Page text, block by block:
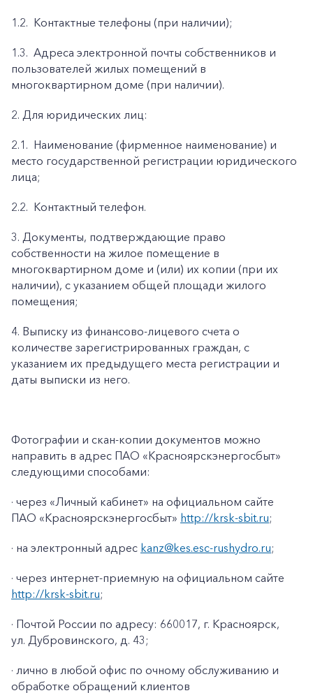
1.2. Контактные телефоны (при наличии);
1.3. Адреса электронной почты собственников и
пользователей жилых помещений в
многоквартирном доме (при наличии).
2. Для юридических лиц:
2.1. Наименование (фирменное наименование) и
место государственной регистрации юридического
лица;
2.2. Контактный телефон.
3. Документы, подтверждающие право
собственности на жилое помещение в
многоквартирном доме и (или) их копии (при их
наличии), с указанием общей площади жилого
помещения;
4. Выписку из финансово-лицевого счета о
количестве зарегистрированных граждан, с
указанием их предыдущего места регистрации и
даты выписки из него.
Фотографии и скан-копии документов можно
направить в адрес ПАО «Красноярскэнергосбыт»
следующими способами:
· через «Личный кабинет» на официальном сайте
ПАО «Красноярскэнергосбыт» http://krsk-sbit.ru;
· на электронный адрес kanz@kes.esc-rushydro.ru;
· через интернет-приемную на официальном сайте
http://krsk-sbit.ru;
· Почтой России по адресу: 660017, г. Красноярск,
ул. Дубровинского, д. 43;
· лично в любой офис по очному обслуживанию и
обработке обращений клиентов